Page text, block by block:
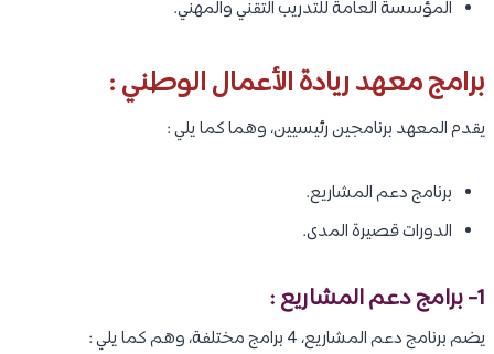
المؤسسة العامة للتدريب التقني والمهني.
برامج معهد ريادة الأعمال الوطني :
يقدم المعهد برنامجين رئيسيين، وهما كما يلي :
برنامج دعم المشاريع.
الدورات قصيرة المدى.
1- برامج دعم المشاريع :
يضم برنامج دعم المشاريع، 4 برامج مختلفة، وهم كما يلي :